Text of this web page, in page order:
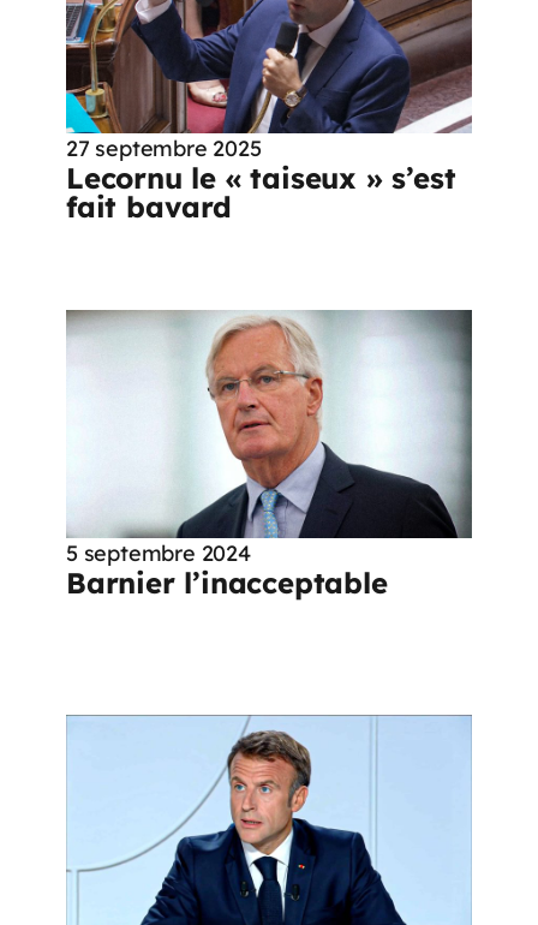
27 septembre 2025
Lecornu le « taiseux » s’est
fait bavard
5 septembre 2024
Barnier l’inacceptable